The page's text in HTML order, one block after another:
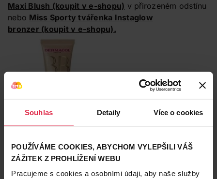
Souhlas Detaily Více o cookies
POUŽÍVÁME COOKIES, ABYCHOM VYLEPŠILI VÁŠ
ZÁŽITEK Z PROHLÍŽENÍ WEBU
Pracujeme s cookies a osobními údaji, aby naše služby
Maxi Blush (koupit v e-shopu) v přirozeném odstínu
nebo Miss Sporty tvářenka Instaglow
bronzer (koupit v e-shopu).
🛒Dermacol BB hyaluronový krém SPF30